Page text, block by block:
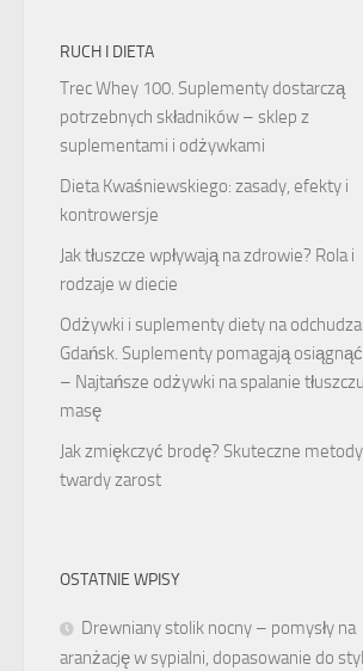
RUCH I DIETA
Trec Whey 100. Suplementy dostarczą
potrzebnych składników – sklep z
suplementami i odżywkami
Dieta Kwaśniewskiego: zasady, efekty i
kontrowersje
Jak tłuszcze wpływają na zdrowie? Rola i
rodzaje w diecie
Odżywki i suplementy diety na
Gdańsk. Suplementy pomagają
– Najtańsze odżywki na spalanie
masę
Jak zmiękczyć brodę? Skuteczne
twardy zarost
OSTATNIE WPISY
Drewniany stolik nocny – pomysły na
aranżację w sypialni, dopasowanie do